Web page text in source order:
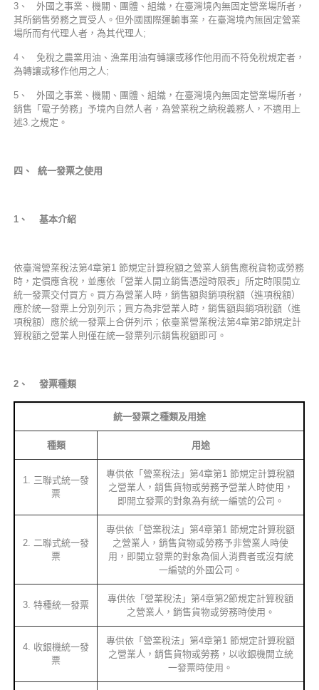
3、 外國之事業、機關、團體、組織，在臺灣境內無固定營業場所者，
其所銷售勞務之買受人。但外國國際運輸事業，在臺灣境內無固定營業
場所而有代理人者，為其代理人;
4、 免稅之農業用油、漁業用油有轉讓或移作他用而不符免稅規定者，
為轉讓或移作他用之人;
5、 外國之事業、機關、團體、組織，在臺灣境內無固定營業場所者，
銷售「電子勞務」予境內自然人者，為營業稅之納稅義務人，不適用上
述3.之規定。
四、 統一發票之使用
1 、 基本介紹
依臺灣營業稅法第4章第1 節規定計算稅額之營業人銷售應稅貨物或勞務
時，定價應含稅，並應依「營業人開立銷售憑證時限表」所定時限開立
統一發票交付買方。買方為營業人時，銷售額與銷項稅額（進項稅額）
應於統一發票上分別列示；買方為非營業人時，銷售額與銷項稅額（進
項稅額）應於統一發票上合併列示；依臺業營業稅法第4章第2節規定計
算稅額之營業人則僅在統一發票列示銷售稅額即可。
2 、 發票種類
統一發票之種類及用途
種類 用途
1. 三聯式統一發
票
專供依「營業稅法」第4章第1 節規定計算稅額
之營業人，銷售貨物或勞務予營業人時使用，
即開立發票的對象為有統一編號的公司。
2. 二聯式統一發
票
專供依「營業稅法」第4章第1 節規定計算稅額
之營業人，銷售貨物或勞務予非營業人時使
用，即開立發票的對象為個人消費者或沒有統
一編號的外國公司。
3. 特種統一發票
專供依「營業稅法」第4章第2節規定計算稅額
之營業人，銷售貨物或勞務時使用。
4. 收銀機統一發
票
專供依「營業稅法」第4章第1 節規定計算稅額
之營業人，銷售貨物或勞務，以收銀機開立統
一發票時使用。